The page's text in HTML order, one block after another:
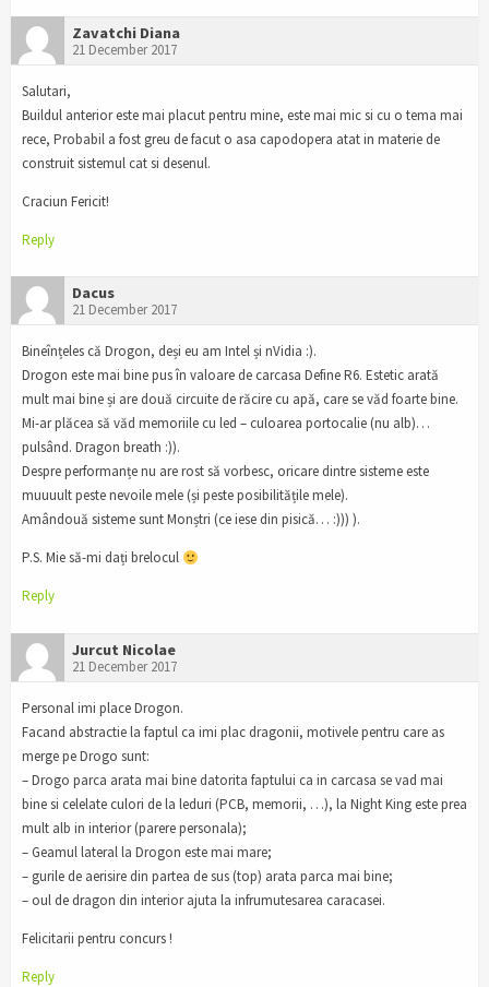
Zavatchi Diana
21 December 2017
Salutari,
Buildul anterior este mai placut pentru mine, este mai mic si cu o tema mai
rece, Probabil a fost greu de facut o asa capodopera atat in materie de
construit sistemul cat si desenul.
Craciun Fericit!
Reply
Dacus
21 December 2017
Bineînțeles că Drogon, deși eu am Intel și nVidia :).
Drogon este mai bine pus în valoare de carcasa Define R6. Estetic arată
mult mai bine și are două circuite de răcire cu apă, care se văd foarte bine.
Mi-ar plăcea să văd memoriile cu led – culoarea portocalie (nu alb)…
pulsând. Dragon breath :)).
Despre performanțe nu are rost să vorbesc, oricare dintre sisteme este
muuuult peste nevoile mele (și peste posibilitățile mele).
Amândouă sisteme sunt Monștri (ce iese din pisică… :))) ).
P.S. Mie să-mi dați brelocul
Reply
Jurcut Nicolae
21 December 2017
Personal imi place Drogon.
Facand abstractie la faptul ca imi plac dragonii, motivele pentru care as
merge pe Drogo sunt:
– Drogo parca arata mai bine datorita faptului ca in carcasa se vad mai
bine si celelate culori de la leduri (PCB, memorii, …), la Night King este prea
mult alb in interior (parere personala);
– Geamul lateral la Drogon este mai mare;
– gurile de aerisire din partea de sus (top) arata parca mai bine;
– oul de dragon din interior ajuta la infrumutesarea caracasei.
Felicitarii pentru concurs !
Reply